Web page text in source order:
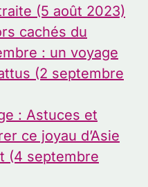
(5 août 2023)
cachés du
: un voyage
(2 septembre
: Astuces et
ce joyau d’Asie
(4 septembre